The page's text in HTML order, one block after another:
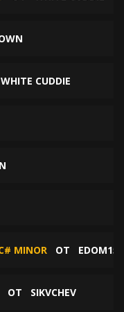
WHITE CUDDIE
MINOR ОТ
ОТ SIKVCHEV